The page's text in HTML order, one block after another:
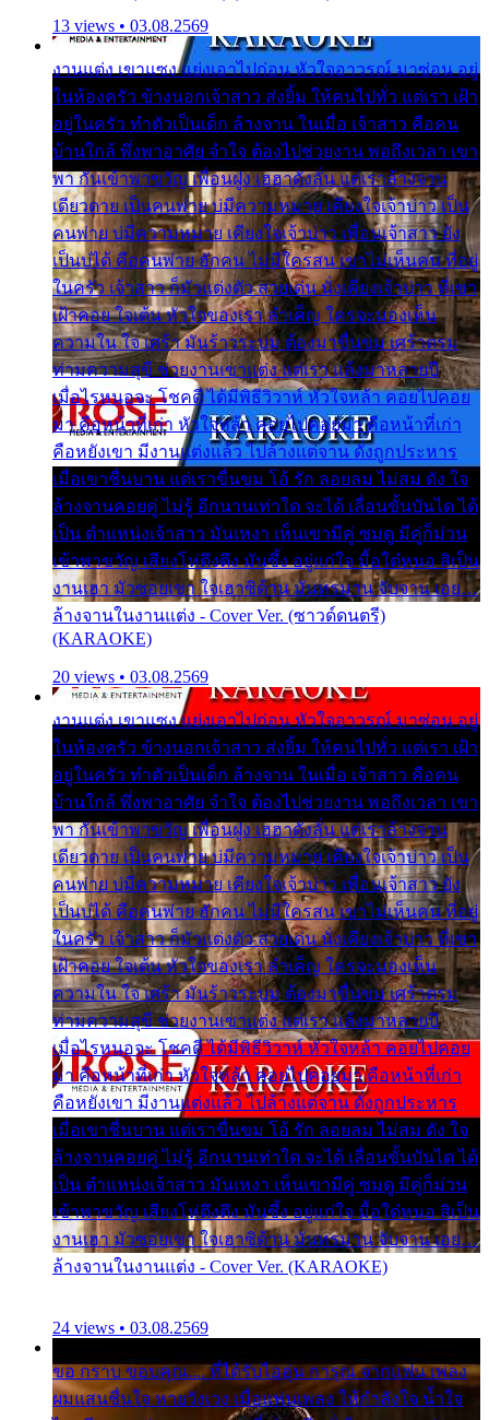
13 views • 03.08.2569
งานแต่ง เขาแซง แย่งเอาไปก่อน หัวใจอาวรณ์ มาซ่อน อยู่
ในห้องครัว ข้างนอกเจ้าสาว ส่งยิ้ม ให้คนไปทั่ว แต่เรา เฝ้า
อยู่ในครัว ทำตัวเป็นเด็ก ล้างจาน ในเมื่อ เจ้าสาว คือคน
บ้านใกล้ พึ่งพาอาศัย จำใจ ต้องไปช่วยงาน พอถึงเวลา เขา
พา กันเข้าพาขวัญ เพื่อนฝูง เฮฮาดังลั่น แต่เราล้างจาน
เดียวดาย เป็นคนพ่าย บ่มีความหมาย เคียงใจเจ้าบ่าว เป็น
คนพ่าย บ่มีความหมาย เคียงใจเจ้าบ่าว เพื่อนเจ้าสาว ยัง
เป็นบ่ได้ คือคนพ่าย ฮักคน ไม่มีใครสน เขาไม่เห็นคน ที่อยู่
ในครัว เจ้าสาว ก็มัวแต่งตัว สวยเด่น นั่งเคียงเจ้าบ่าว ที่เขา
เฝ้าคอย ใจเต้น หัวใจของเรา ลำเค็ญ ใครจะมองเห็น
ความใน ใจ เศร้า มันร้าวระบม ต้องมาขื่นขม เศร้าตรม
ท่ามความสุขี ช่วยงานเขาแต่ง แต่เรา แล้งมาหลายปี
เมื่อไรหนอจะ โชคดี ได้มีพิธีวิวาห์ หัวใจหล้า คอยไปคอย
มา คือหน้าที่เก่า หัวใจหล้า คอยไปคอยมา คือหน้าที่เก่า
คือหยังเขา มีงานแต่งแล้ว ไปล้างแต่จาน ดั่งถูกประหาร
เมื่อเขาชื่นบาน แต่เราขื่นขม โอ้ รัก ลอยลม ไม่สม ดัง ใจ
ล้างจานคอยคู่ ไม่รู้ อีกนานเท่าใด จะได้ เลื่อนขั้นบันได ได้
เป็น ตำแหน่งเจ้าสาว มันเหงา เห็นเขามีคู่ ซมดู มีคู่ก็ม่วน
เข้าพาขวัญ เสียงโห่ตึงตึง มันซึ้ง อยู่แก่ใจ มื้อใด๋หนอ สิเป็น
งานเฮา มัวซอยเขา ใจเฮาซิด้าน มันทรมาน จับจาน เอย…
ล้างจานในงานแต่ง - Cover Ver. (ซาวด์ดนตรี)
(KARAOKE)
20 views • 03.08.2569
งานแต่ง เขาแซง แย่งเอาไปก่อน หัวใจอาวรณ์ มาซ่อน อยู่
ในห้องครัว ข้างนอกเจ้าสาว ส่งยิ้ม ให้คนไปทั่ว แต่เรา เฝ้า
อยู่ในครัว ทำตัวเป็นเด็ก ล้างจาน ในเมื่อ เจ้าสาว คือคน
บ้านใกล้ พึ่งพาอาศัย จำใจ ต้องไปช่วยงาน พอถึงเวลา เขา
พา กันเข้าพาขวัญ เพื่อนฝูง เฮฮาดังลั่น แต่เราล้างจาน
เดียวดาย เป็นคนพ่าย บ่มีความหมาย เคียงใจเจ้าบ่าว เป็น
คนพ่าย บ่มีความหมาย เคียงใจเจ้าบ่าว เพื่อนเจ้าสาว ยัง
เป็นบ่ได้ คือคนพ่าย ฮักคน ไม่มีใครสน เขาไม่เห็นคน ที่อยู่
ในครัว เจ้าสาว ก็มัวแต่งตัว สวยเด่น นั่งเคียงเจ้าบ่าว ที่เขา
เฝ้าคอย ใจเต้น หัวใจของเรา ลำเค็ญ ใครจะมองเห็น
ความใน ใจ เศร้า มันร้าวระบม ต้องมาขื่นขม เศร้าตรม
ท่ามความสุขี ช่วยงานเขาแต่ง แต่เรา แล้งมาหลายปี
เมื่อไรหนอจะ โชคดี ได้มีพิธีวิวาห์ หัวใจหล้า คอยไปคอย
มา คือหน้าที่เก่า หัวใจหล้า คอยไปคอยมา คือหน้าที่เก่า
คือหยังเขา มีงานแต่งแล้ว ไปล้างแต่จาน ดั่งถูกประหาร
เมื่อเขาชื่นบาน แต่เราขื่นขม โอ้ รัก ลอยลม ไม่สม ดัง ใจ
ล้างจานคอยคู่ ไม่รู้ อีกนานเท่าใด จะได้ เลื่อนขั้นบันได ได้
เป็น ตำแหน่งเจ้าสาว มันเหงา เห็นเขามีคู่ ซมดู มีคู่ก็ม่วน
เข้าพาขวัญ เสียงโห่ตึงตึง มันซึ้ง อยู่แก่ใจ มื้อใด๋หนอ สิเป็น
งานเฮา มัวซอยเขา ใจเฮาซิด้าน มันทรมาน จับจาน เอย…
ล้างจานในงานแต่ง - Cover Ver. (KARAOKE)
24 views • 03.08.2569
ขอ กราบ ขอบคุณ.... ที่ได้รับไออุ่น การุณ จากแฟน เพลง
ผมแสนชื่นใจ หายวังเวง เมื่อแฟนเพลง ให้กำลังใจ น้ำใจ